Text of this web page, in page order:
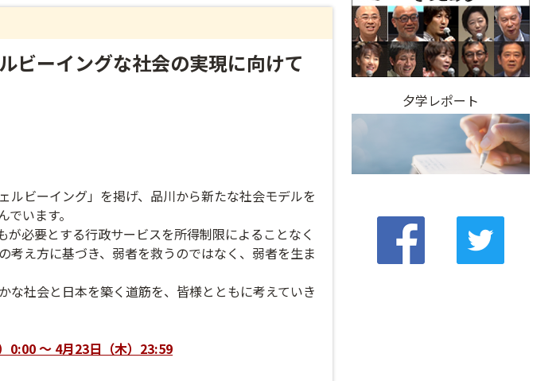
ビーイングな社会の実現に向けて
ルビーイング」を掲げ、品川から新たな社会モデルを
います。
が必要とする行政サービスを所得制限によることなく
考え方に基づき、弱者を救うのではなく、弱者を生ま
な社会と日本を築く道筋を、皆様とともに考えていき
～ 4月23日（木）23:59
夕学レポート